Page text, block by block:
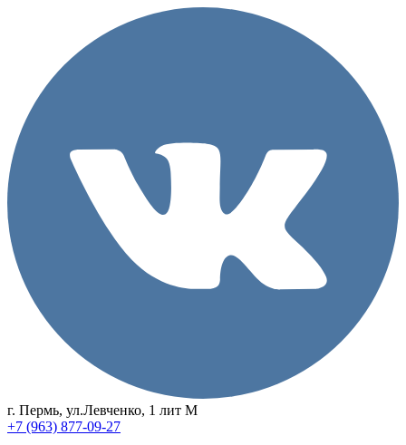
г. Пермь, ул.Левченко, 1 лит М
+7 (963) 877-09-27